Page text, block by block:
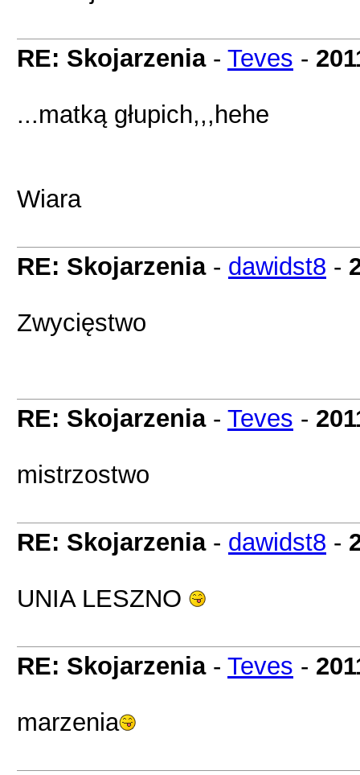
RE: Skojarzenia- Teves -
...matką głupich,,,hehe
Wiara
RE: Skojarzenia- dawidst8 -
Zwycięstwo
RE: Skojarzenia- Teves -
mistrzostwo
RE: Skojarzenia- dawidst8 -
UNIA LESZNO
RE: Skojarzenia- Teves -
marzenia